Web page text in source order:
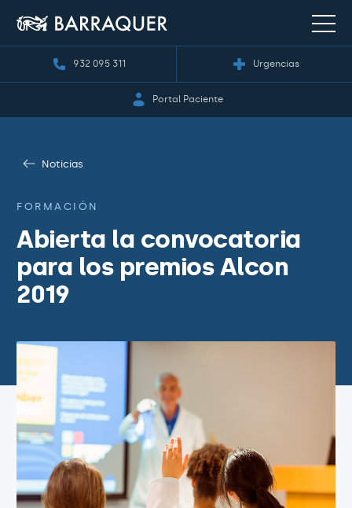
932 095 311 Urgencias
Portal Paciente
Noticias
FORMACIÓN
Abierta la convocatoria
para los premios Alcon
2019